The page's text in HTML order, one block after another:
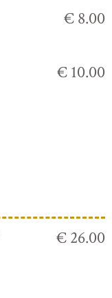
€ 8.00
€ 10.00
€ 26.00